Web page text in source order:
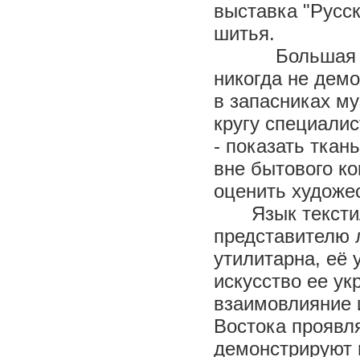
выставка
шитья.
Большая
никогда не
в запасниках
кругу
- показать
вне бытового
оценить
Язык
представителю
утилитарна, её
искусство ее
взаимовлияние
Востока
демонстрируют